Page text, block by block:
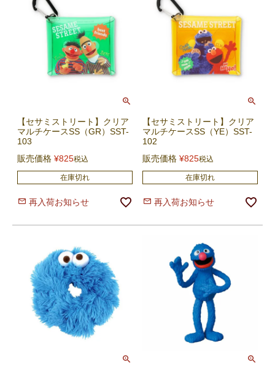
【セサミストリート】クリア
マルチケースSS（GR）SST-
103
販売価格 ¥825税込
在庫切れ
再入荷お知らせ
【セサミストリート】クリア
マルチケースSS（YE）SST-
102
販売価格 ¥825税込
在庫切れ
再入荷お知らせ